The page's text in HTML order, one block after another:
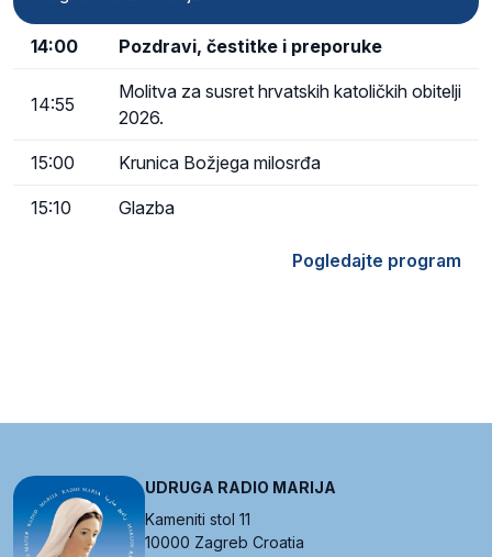
14:00 Pozdravi, čestitke i preporuke
14:55
Molitva za susret hrvatskih katoličkih obitelji
2026.
15:00 Krunica Božjega milosrđa
15:10 Glazba
Pogledajte program
UDRUGA RADIO MARIJA
Kameniti stol 11
10000 Zagreb Croatia